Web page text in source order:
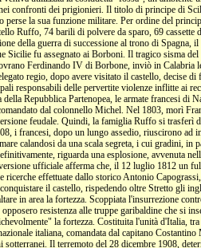
confronti dei prigionieri. Il titolo di principe di
perse la sua funzione militare. Per ordine del
Ruffo, 74 barili di polvere da sparo, 69 cassette
della guerra di successione al trono di
Sicilie fu assegnato ai Borboni. Il tragico sisma
Ferdinando IV di Borbone, inviò in Calabria
regio, dopo avere visitato il castello, decise
responsabili delle pervertite violenze inflitte ai
della Repubblica Partenopea, le armate francesi
dal colonnello Michel. Nel 1803, morì
feudale. Quindi, la famiglia Ruffo si trasferì
i francesi, dopo un lungo assedio, riuscirono ad
calandosi da una scala segreta, i cui gradini,
riguarda una esplosione, avvenuta
ufficiale afferma che, il 12 luglio 1812 un
ricerche effettuate dallo storico Antonio
il castello, rispedendo oltre Stretto gli
in area la fortezza. Scoppiata l'insurrezione
resistenza alle truppe garibaldine che si
la fortezza. Costituita l'unità d'Italia,
italiana, comandata dal capitano
sotterranei. Il terremoto del 28 dicembre 1908,